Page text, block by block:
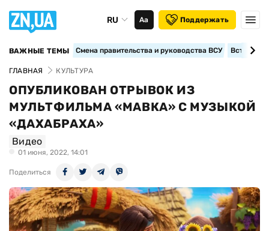
RU Аа Поддержать
ВАЖНЫЕ ТЕМЫ Смена правительства и руководства ВСУ
ГЛАВНАЯ КУЛЬТУРА
ОПУБЛИКОВАН ОТРЫВОК ИЗ
МУЛЬТФИЛЬМА «МАВКА» С МУЗЫКОЙ
«ДАХАБРАХА»
Видео
01 июня, 2022, 14:01
Поделиться